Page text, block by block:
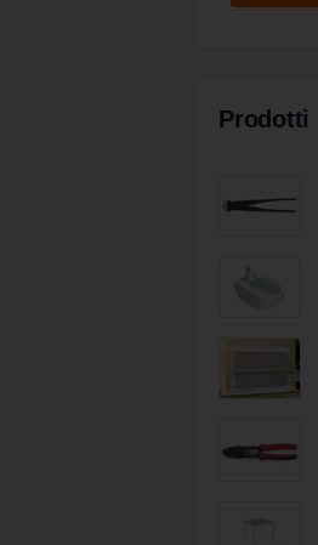
Prodotti